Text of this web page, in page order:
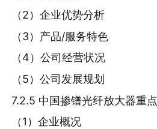
（2）企业优势分析
（3）产品/服务特色
（4）公司经营状况
（5）公司发展规划
7.2.5 中国掺镨光纤放大器重
（1）企业概况